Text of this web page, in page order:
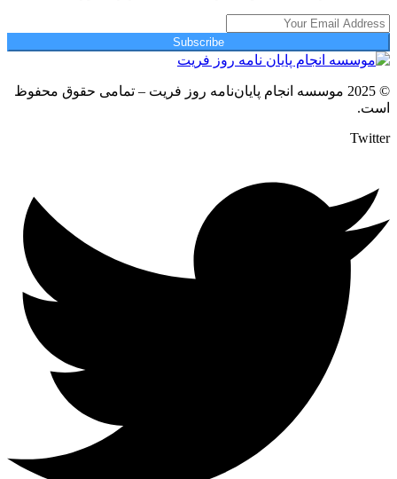
Subscribe
© 2025 موسسه انجام پایان‌نامه روز فریت – تمامی حقوق محفوظ
است.
Twitter